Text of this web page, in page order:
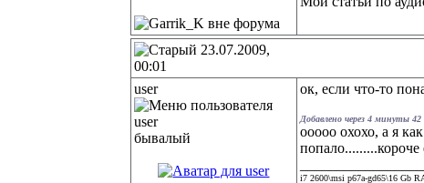
23.07.2009,
00:01
user
бывалый
ок, если что-то
Добавлено через 4 минуты 42
ооооо охохо, а я
i7 2600\msi p67a-gd65\16 Gb